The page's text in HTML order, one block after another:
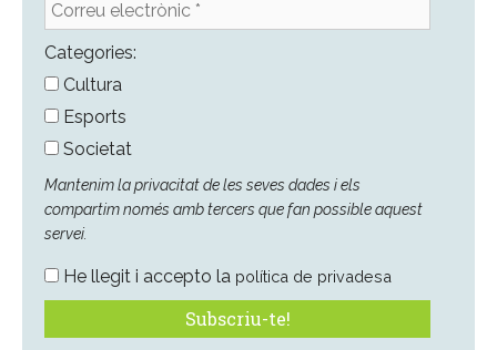
electrònic
*Categories:
Cultura
Esports
Societat
Mantenim la privacitat de les seves dades i els
compartim només amb tercers que fan possible aquest
servei.
He llegit i accepto la política de privadesa